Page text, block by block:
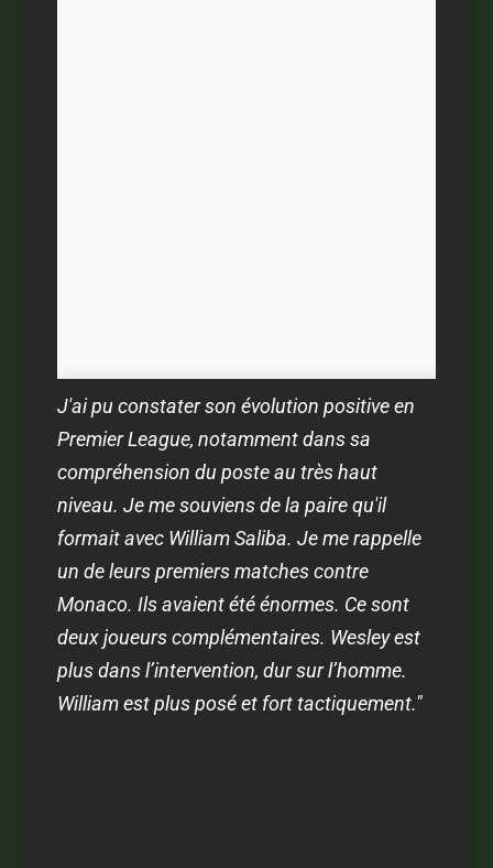
J'ai pu constater son évolution positive en
Premier League, notamment dans sa
compréhension du poste au très haut
niveau. Je me souviens de la paire qu'il
formait avec William Saliba. Je me rappelle
un de leurs premiers matches contre
Monaco. Ils avaient été énormes. Ce sont
deux joueurs complémentaires. Wesley est
plus dans l’intervention, dur sur l’homme.
William est plus posé et fort tactiquement."